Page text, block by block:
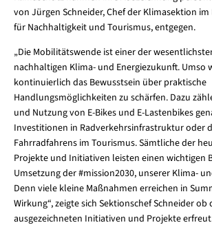
von Jürgen Schneider, Chef der Klimasektion
für Nachhaltigkeit und Tourismus, entgegen.
„Die Mobilitätswende ist einer der
nachhaltigen Klima- und Energiezukunft. Umso
kontinuierlich das Bewusstsein über praktische
Handlungsmöglichkeiten zu schärfen. Dazu
und Nutzung von E-Bikes und E-Lastenbikes
Investitionen in Radverkehrsinfrastruktur oder
Fahrradfahrens im Tourismus. Sämtliche der
Projekte und Initiativen leisten einen wichtigen
Umsetzung der #mission2030, unserer Klima-
Denn viele kleine Maßnahmen erreichen in
Wirkung“, zeigte sich Sektionschef Schneider
ausgezeichneten Initiativen und Projekte